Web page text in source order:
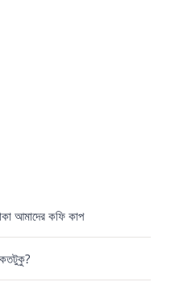
আমাদের কফি কাপ
কতটুকু?